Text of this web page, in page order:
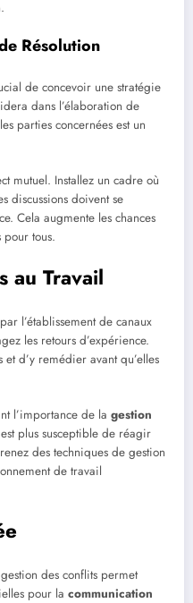
Résolution
de concevoir une stratégie
dans l’élaboration de
parties concernées est un
mutuel. Installez un cadre où
discussions doivent se
Cela augmente les chances
tous.
au Travail
l’établissement de canaux
les retours d’expérience.
d’y remédier avant qu’elles
l’importance de la gestion
plus susceptible de réagir
des techniques de gestion
de travail
des conflits permet
pour la communication